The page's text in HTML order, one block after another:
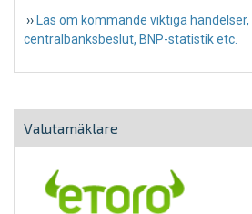
››
Läs om kommande viktiga händelser,
centralbanksbeslut, BNP-statistik etc.
Valutamäklare